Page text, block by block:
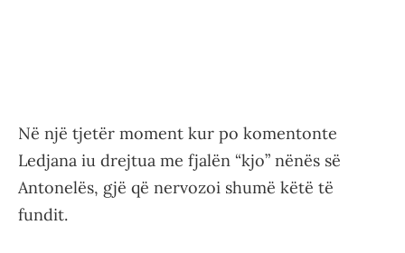
Në një tjetër moment kur po komentonte
Ledjana iu drejtua me fjalën “kjo” nënës së
Antonelës, gjë që nervozoi shumë këtë të
fundit.